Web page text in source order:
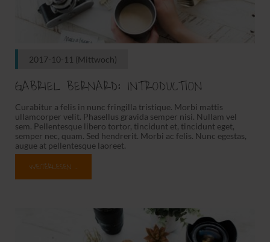
2017-10-11 (Mittwoch)
GABRIEL BERNARD: INTRODUCTION
Curabitur a felis in nunc fringilla tristique. Morbi mattis
ullamcorper velit. Phasellus gravida semper nisi. Nullam vel
sem. Pellentesque libero tortor, tincidunt et, tincidunt eget,
semper nec, quam. Sed hendrerit. Morbi ac felis. Nunc egestas,
augue at pellentesque laoreet.
WEITERLESEN …